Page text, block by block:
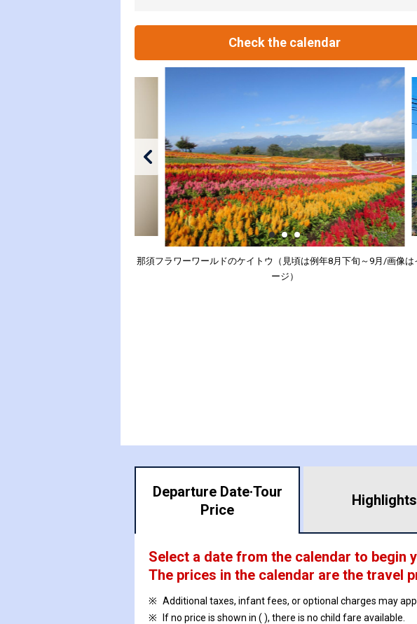
Check the calendar
那須フラワーワールドのケイトウ（見頃は例年8月下旬～9月/画像は
ージ）
Departure Date·Tour
Price
Highlights
Select a date from the calendar to begin
The prices in the calendar are the travel
Additional taxes, infant fees, or optional charges may
If no price is shown in ( ), there is no child fare available.